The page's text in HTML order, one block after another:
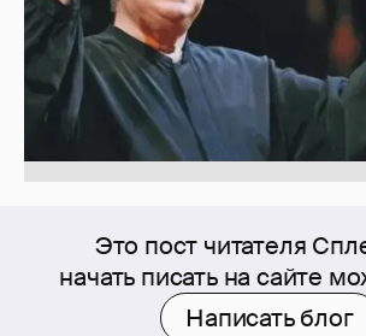
Это пост читателя
начать писать на сайте
Написать блог